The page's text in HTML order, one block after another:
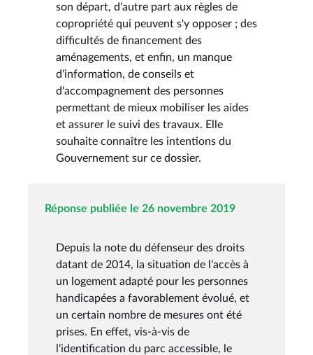
son départ, d'autre part aux règles de
copropriété qui peuvent s'y opposer ; des
difficultés de financement des
aménagements, et enfin, un manque
d'information, de conseils et
d'accompagnement des personnes
permettant de mieux mobiliser les aides
et assurer le suivi des travaux. Elle
souhaite connaître les intentions du
Gouvernement sur ce dossier.
Réponse publiée le 26 novembre 2019
Depuis la note du défenseur des droits
datant de 2014, la situation de l'accès à
un logement adapté pour les personnes
handicapées a favorablement évolué, et
un certain nombre de mesures ont été
prises. En effet, vis-à-vis de
l'identification du parc accessible, le